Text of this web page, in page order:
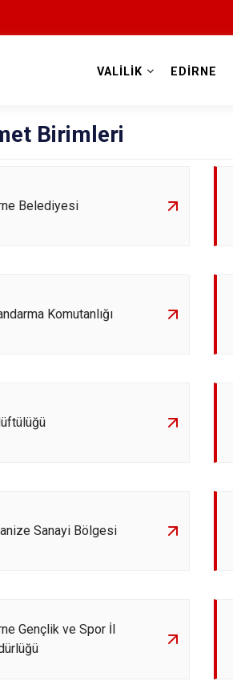
VALİLİK EDİRNE
Birimleri
Belediyesi
Komutanlığı
Sanayi Bölgesi
Gençlik ve Spor İl